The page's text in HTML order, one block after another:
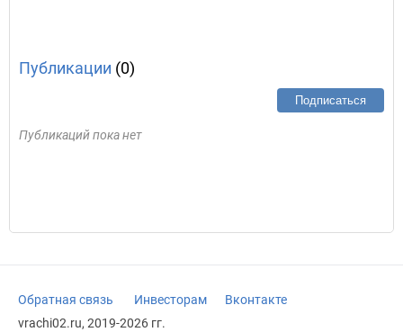
Публикации (0)
Подписаться
Публикаций пока нет
Обратная связь Инвесторам
Вконтакте
vrachi02.ru, 2019-2026 гг.